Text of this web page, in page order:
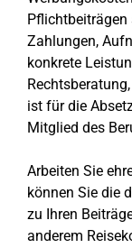
Zahlungen,
konkrete
ist für die
Mitglied des
Arbeiten Sie
können Sie die
zu Ihren
anderem